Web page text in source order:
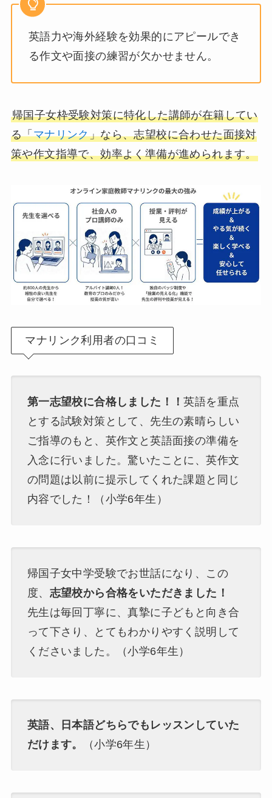
英語力や海外経験を効果的にアピールでき
る作文や面接の練習が欠かせません。
帰国子女枠受験対策に特化した講師が在籍してい
る「マナリンク」なら、志望校に合わせた面接対
策や作文指導で、効率よく準備が進められます。
マナリンク利用者の口コミ
第一志望校に合格しました！！英語を重点
とする試験対策として、先生の素晴らしい
ご指導のもと、英作文と英語面接の準備を
入念に行いました。驚いたことに、英作文
の問題は以前に提示してくれた課題と同じ
内容でした！（小学6年生）
帰国子女中学受験でお世話になり、この
度、 志望校から合格をいただきました！
先生は毎回丁寧に、真摯に子どもと向き合
って下さり、とてもわかりやすく説明して
くださいました。（小学6年生）
英語、日本語どちらでもレッスンしていた
だけます。
（小学6年生）